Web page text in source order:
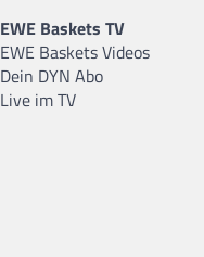
EWE Baskets TV
EWE Baskets Videos
Dein DYN Abo
Live im TV